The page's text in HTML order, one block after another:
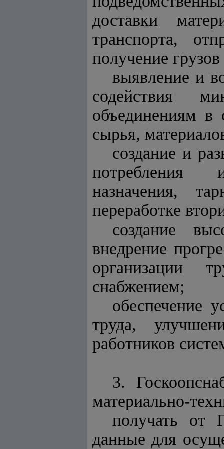
доставки
транспорта,
получение
выявление и
содействия
объединениям в
сырья,
создание и
потребления
назначения,
переработке
создание
внедрение
организации
снабжением;
обеспечение
труда,
работников
3.
материально-
получать от
данные для